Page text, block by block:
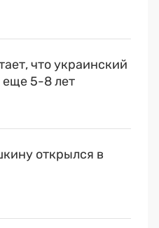
что украинский
еще 5-8 лет
открылся в